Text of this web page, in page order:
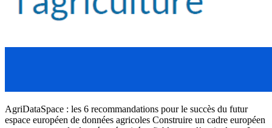
AgriDataSpace : les 6 recommandations pour le succès du futur
espace européen de données agricoles Construire un cadre européen